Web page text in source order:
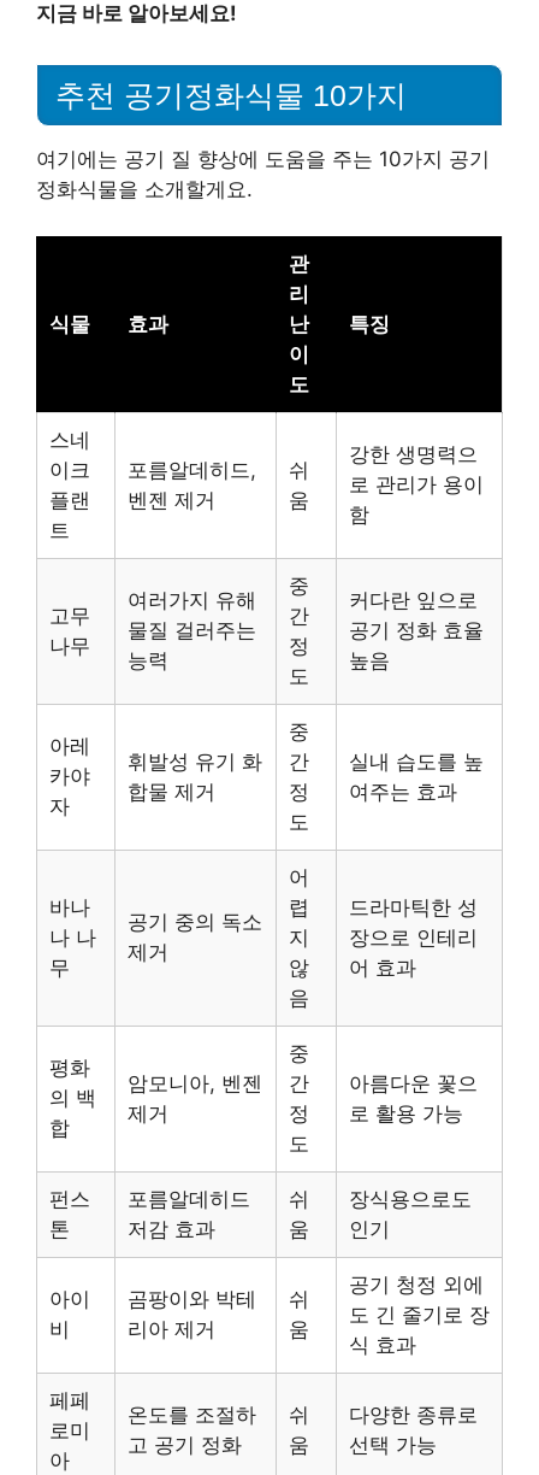
지금 바로 알아보세요!
추천 공기정화식물 10가지
여기에는 공기 질 향상에 도움을 주는 10가지 공기
정화식물을 소개할게요.
식물 효과
관
리
난
이
도
특징
스네
이크
플랜
트
포름알데히드,
벤젠 제거
쉬
움
강한 생명력으
로 관리가 용이
함
고무
나무
여러가지 유해
물질 걸러주는
능력
중
간
정
도
커다란 잎으로
공기 정화 효율
높음
아레
카야
자
휘발성 유기 화
합물 제거
중
간
정
도
실내 습도를 높
여주는 효과
바나
나 나
무
공기 중의 독소
제거
어
렵
지
않
음
드라마틱한 성
장으로 인테리
어 효과
평화
의 백
합
암모니아, 벤젠
제거
중
간
정
도
아름다운 꽃으
로 활용 가능
펀스
톤
포름알데히드
저감 효과
쉬
움
장식용으로도
인기
아이
비
곰팡이와 박테
리아 제거
쉬
움
공기 청정 외에
도 긴 줄기로 장
식 효과
페페
로미
아
온도를 조절하
고 공기 정화
쉬
움
다양한 종류로
선택 가능